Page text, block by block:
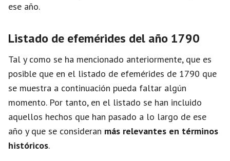
ese año.
Listado de efemérides del año 1790
Tal y como se ha mencionado anteriormente, que es
posible que en el listado de efemérides de 1790 que
se muestra a continuación pueda faltar algún
momento. Por tanto, en el listado se han incluido
aquellos hechos que han pasado a lo largo de ese
año y que se consideran más relevantes en términos
históricos.